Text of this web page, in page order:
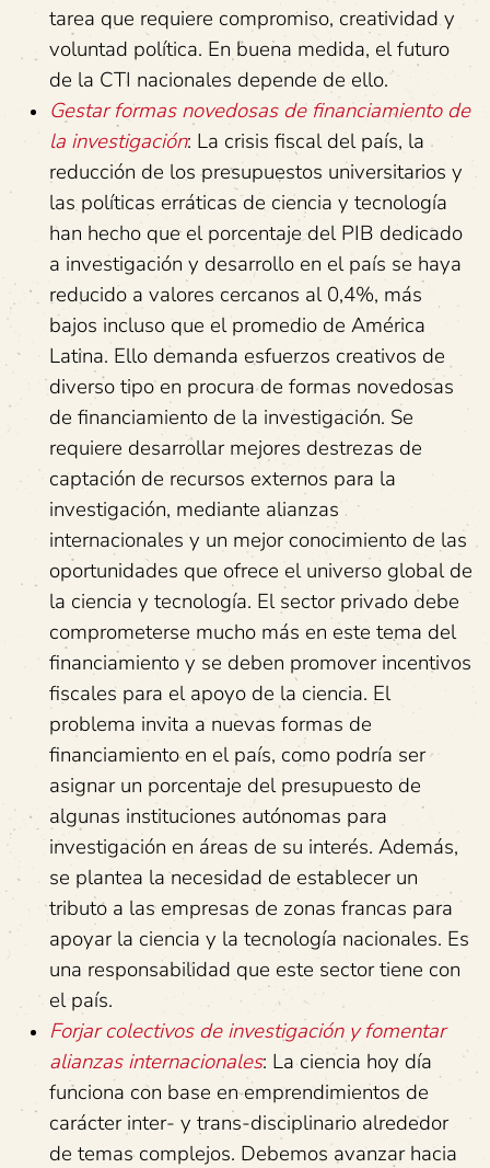
tarea que requiere compromiso, creatividad y
voluntad política. En buena medida, el futuro
de la CTI nacionales depende de ello.
Gestar formas novedosas de financiamiento de
la investigación: La crisis fiscal del país, la
reducción de los presupuestos universitarios y
las políticas erráticas de ciencia y tecnología
han hecho que el porcentaje del PIB dedicado
a investigación y desarrollo en el país se haya
reducido a valores cercanos al 0,4%, más
bajos incluso que el promedio de América
Latina. Ello demanda esfuerzos creativos de
diverso tipo en procura de formas novedosas
de financiamiento de la investigación. Se
requiere desarrollar mejores destrezas de
captación de recursos externos para la
investigación, mediante alianzas
internacionales y un mejor conocimiento de las
oportunidades que ofrece el universo global de
la ciencia y tecnología. El sector privado debe
comprometerse mucho más en este tema del
financiamiento y se deben promover incentivos
fiscales para el apoyo de la ciencia. El
problema invita a nuevas formas de
financiamiento en el país, como podría ser
asignar un porcentaje del presupuesto de
algunas instituciones autónomas para
investigación en áreas de su interés. Además,
se plantea la necesidad de establecer un
tributo a las empresas de zonas francas para
apoyar la ciencia y la tecnología nacionales. Es
una responsabilidad que este sector tiene con
el país.
Forjar colectivos de investigación y fomentar
alianzas internacionales: La ciencia hoy día
funciona con base en emprendimientos de
carácter inter- y trans-disciplinario alrededor
de temas complejos. Debemos avanzar hacia